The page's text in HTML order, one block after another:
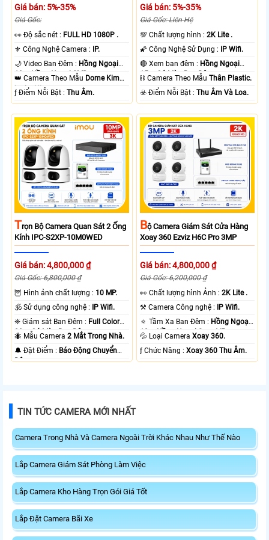
Giá bán: 5%-35%
Giá Gốc:
️👀 Độ sắc nét : FULL HD 1080P .
⚜️ Công Nghệ Camera :
IP.
🌙 Video Ban Đêm : Hồng Ngoại
10m Hồng Ngoại SMD.
👑 Camera Theo Mẫu Dome Kim
loại + Nhựa.
️ƒ Điểm Nỗi Bật :Thu Âm.
Giá bán: 5%-35%
Giá Gốc: Liên Hệ
💯 Chất lượng hình :2K Lite .
🌠 Công Nghệ Sử Dụng :
IP Wifi.
🔴 Xem ban đêm : Hồng Ngoại
15m Có Màu Ban Ðêm.
⛓ Camera Theo MẫuThân Plastic.
️☣️ Điểm Nỗi Bật :Thu Âm Và Loa.
TRọn Bộ Camera Quan Sát 2 Ống
Kính IPC-S2XP-10M0WED
Giá bán: 4,800,000 ₫
Giá Gốc: 6,800,000 ₫
🦉 Hình ảnh chất lượng : 10 MP.
🕉️ Sử dụng công nghệ : IP Wifi.
❈ Giám sát Ban Đêm : Full Color
20m Có Màu Ban Ðêm.
🐜 Mẫu Camera2 Mắt Trong Nhà.
️🔔 Đặt Điểm : Báo Động Chuyển
Động.
BỘ Camera Giám Sát Cửa Hàng
Xoay 360 Ezviz H6C Pro 3MP
Giá bán: 4,800,000 ₫
Giá Gốc: 6,200,000 ₫
️👀 Chất lượng hình Ảnh :2K Lite .
⚒ Camera Công nghệ : IP Wifi.
🔅 Tầm Xa Ban Đêm : Hồng Ngoại
10m Hồng Ngoại Smart IR.
💦 Loại CameraXoay 360.
️ƒ Chức Năng :Xoay 360 Thu Âm.
TIN TỨC CAMERA MỚI NHẤT
Camera Trong Nhà Và Camera Ngoài Trời Khác Nhau Như Thế Nào
Lắp Camera Giám Sát Phòng Làm Việc
Lắp Camera Kho Hàng Trọn Gói Giá Tốt
Lắp Đặt Camera Bãi Xe